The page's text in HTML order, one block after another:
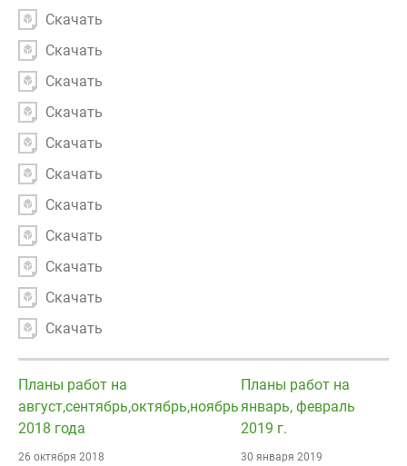
Скачать
Скачать
Скачать
Скачать
Скачать
Скачать
Скачать
Скачать
Скачать
Скачать
Скачать
Планы работ на
август,сентябрь,октябрь,ноябрь
2018 года
26 октября 2018
Планы работ на
январь, февраль
2019 г.
30 января 2019